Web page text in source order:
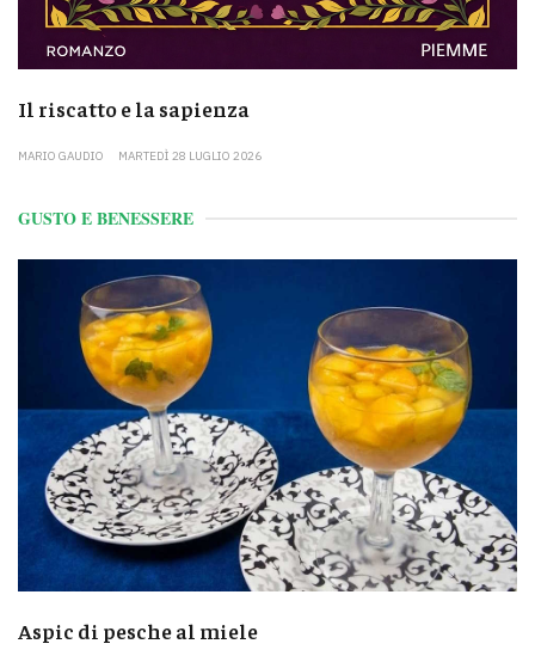
Il riscatto e la sapienza
MARIO GAUDIO MARTEDÌ 28 LUGLIO 2026
GUSTO E BENESSERE
Aspic di pesche al miele